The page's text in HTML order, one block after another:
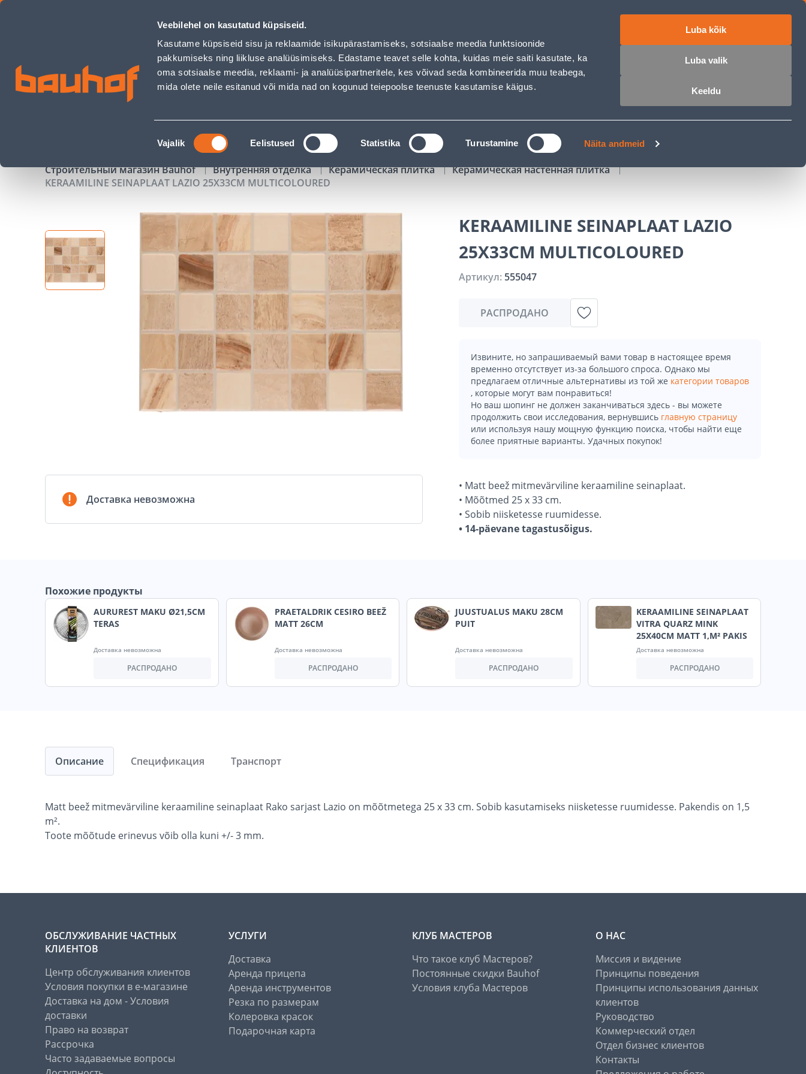
Veebilehel on kasutatud küpsiseid.
Kasutame küpsiseid sisu ja reklaamide isikupärastamiseks, sotsiaalse meedia funktsioonide
pakkumiseks ning liikluse analüüsimiseks. Edastame teavet selle kohta, kuidas meie saiti kasutate, ka
oma sotsiaalse meedia, reklaami- ja analüüsipartneritele, kes võivad seda kombineerida muu teabega,
mida olete neile esitanud või mida nad on kogunud teiepoolse teenuste kasutamise käigus.
Nõusoleku
valik
Vajalik Eelistused Statistika Turustamine Näita andmeid
Luba kõik
Luba valik
Keeldu
KERAAMILINE SEINAPLAAT LAZIO 25X33CM MULTICOLOURED - Bauhof has loaded
Обслуживание бизнес-клиентов Обслуживание частных клиентов Услуги Предложения о работе
ПОИСК
АКЦИИ КАТАЛОГИ АРЕНДА ИНСТРУМЕНТОВ РАССРОЧКА
Строительный магазин Bauhof Внутренняя отделка Керамическая плитка
Керамическая настенная плитка
KERAAMILINE SEINAPLAAT LAZIO 25X33CM MULTICOLOURED
Доставка невозможна
KERAAMILINE SEINAPLAAT LAZIO
25X33CM MULTICOLOURED
Артикул: 555047
РАСПРОДАНО
Извините, но запрашиваемый вами товар в настоящее время
временно отсутствует из-за большого спроса. Однако мы
предлагаем отличные альтернативы из той же категории товаров
, которые могут вам понравиться!
Но ваш шопинг не должен заканчиваться здесь - вы можете
продолжить свои исследования, вернувшись главную страницу
или используя нашу мощную функцию поиска, чтобы найти еще
более приятные варианты. Удачных покупок!
• Matt beež mitmevärviline keraamiline seinaplaat.
• Mõõtmed 25 x 33 cm.
• Sobib niisketesse ruumidesse.
• 14-päevane tagastusõigus.
Похожие продукты
AURUREST MAKU Ø21,5CM
TERAS
Доставка невозможна
РАСПРОДАНО
PRAETALDRIK CESIRO BEEŽ
MATT 26CM
Доставка невозможна
РАСПРОДАНО
JUUSTUALUS MAKU 28CM
PUIT
Доставка невозможна
РАСПРОДАНО
KERAAMILINE SEINAPLAAT
VITRA QUARZ MINK
25X40CM MATT 1,M² PAKIS
Доставка невозможна
РАСПРОДАНО
Описание
Matt beež mitmevärviline keraamiline seinaplaat Rako sarjast Lazio on mõõtmetega 25 x 33 cm. Sobib kasutamiseks niisketesse ruumidesse. Pakendis on 1,5
m².
Toote mõõtude erinevus võib olla kuni +/- 3 mm.
Спецификация Транспорт
ОБСЛУЖИВАНИЕ ЧАСТНЫХ
КЛИЕНТОВ
Центр обслуживания клиентов
Условия покупки в е-магазине
Доставка на дом - Условия
доставки
Право на возврат
Рассрочка
Часто задаваемые вопросы
УСЛУГИ
Доставка
Аренда прицепа
Аренда инструментов
Резка по размерам
Колеровка красок
Подарочная карта
КЛУБ МАСТЕРОВ
Что такое клуб Мастеров?
Постоянные скидки Bauhof
Условия клуба Мастеров
О НАС
Миссия и видение
Принципы поведения
Принципы использования данных
клиентов
Руководство
Коммерческий отдел
Отдел бизнес клиентов
Контакты